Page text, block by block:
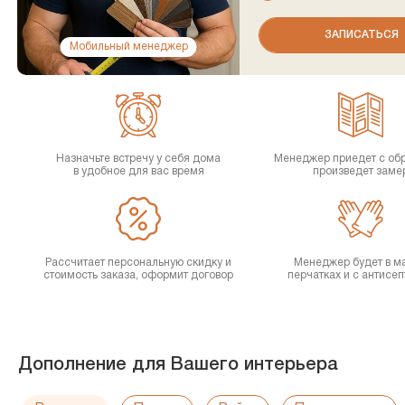
Мобильный менеджер
Назначьте встречу у себя дома
в удобное для вас время
Менеджер приедет с
произведет
Рассчитает персональную скидку и
стоимость заказа, оформит договор
Менеджер будет в
перчатках и с
Дополнение для Вашего интерьера